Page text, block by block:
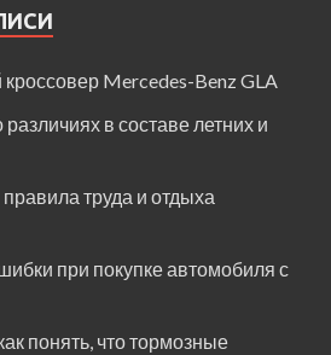
Mercedes-Benz GLA
в составе летних и
труда и отдыха
при покупке автомобиля с
понять, что тормозные